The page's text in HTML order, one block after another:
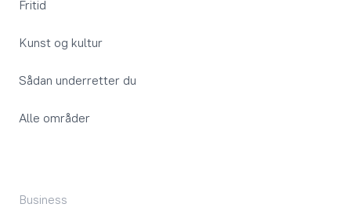
Fritid
Kunst og kultur
Sådan underretter du
Alle områder
Business